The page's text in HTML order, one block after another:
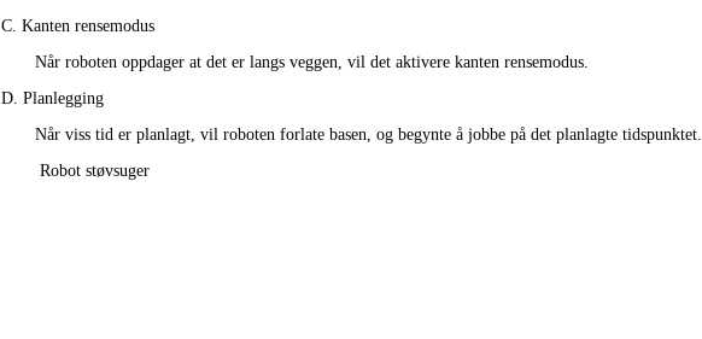
C. Kanten rensemodus
Når roboten oppdager at det er langs veggen, vil det aktivere kanten rensemodus.
D. Planlegging
Når viss tid er planlagt, vil roboten forlate basen, og begynte å jobbe på det planlagte tidspunktet.
Robot støvsuger